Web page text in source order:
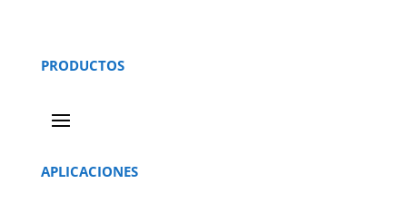
PRODUCTOS
APLICACIONES